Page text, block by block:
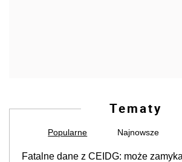
Tematy
Popularne Najnowsze
Fatalne dane z CEIDG: może